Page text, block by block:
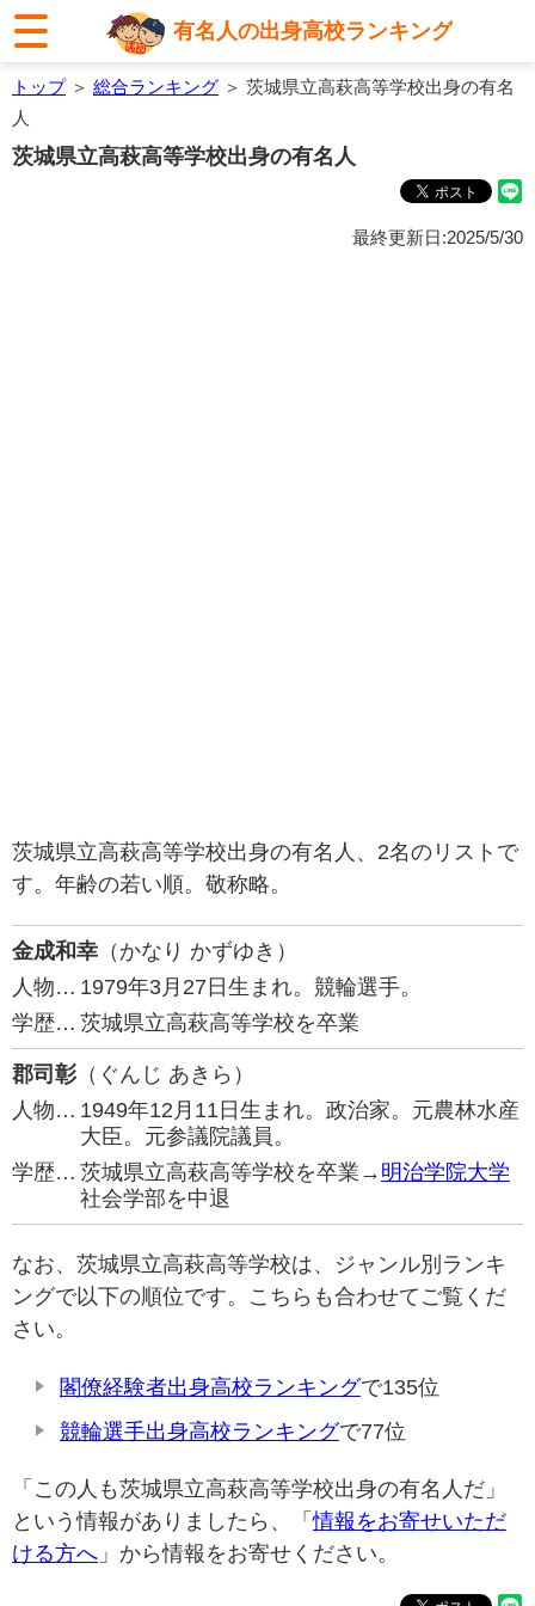
有名人の出身高校ランキング
トップ＞ 総合ランキング ＞ 茨城県立高萩高等学校出身の有名
人
茨城県立高萩高等学校出身の有名人
最終更新日:2025/5/30
茨城県立高萩高等学校出身の有名人、2名のリストで
す。年齢の若い順。敬称略。
金成和幸 （かなり かずゆき）
人物… 1979年3月27日生まれ。競輪選手。
学歴… 茨城県立高萩高等学校を卒業
郡司彰（ぐんじ あきら）
人物… 1949年12月11日生まれ。政治家。元農林水産
大臣。元参議院議員。
学歴… 茨城県立高萩高等学校を卒業→ 明治学院大学
社会学部を中退
なお、茨城県立高萩高等学校は、ジャンル別ランキ
ングで以下の順位です。こちらも合わせてご覧くだ
さい。
閣僚経験者出身高校ランキングで135位
競輪選手出身高校ランキングで77位
「この人も茨城県立高萩高等学校出身の有名人だ」
という情報がありましたら、「情報をお寄せいただ
ける方へ 」から情報をお寄せください。